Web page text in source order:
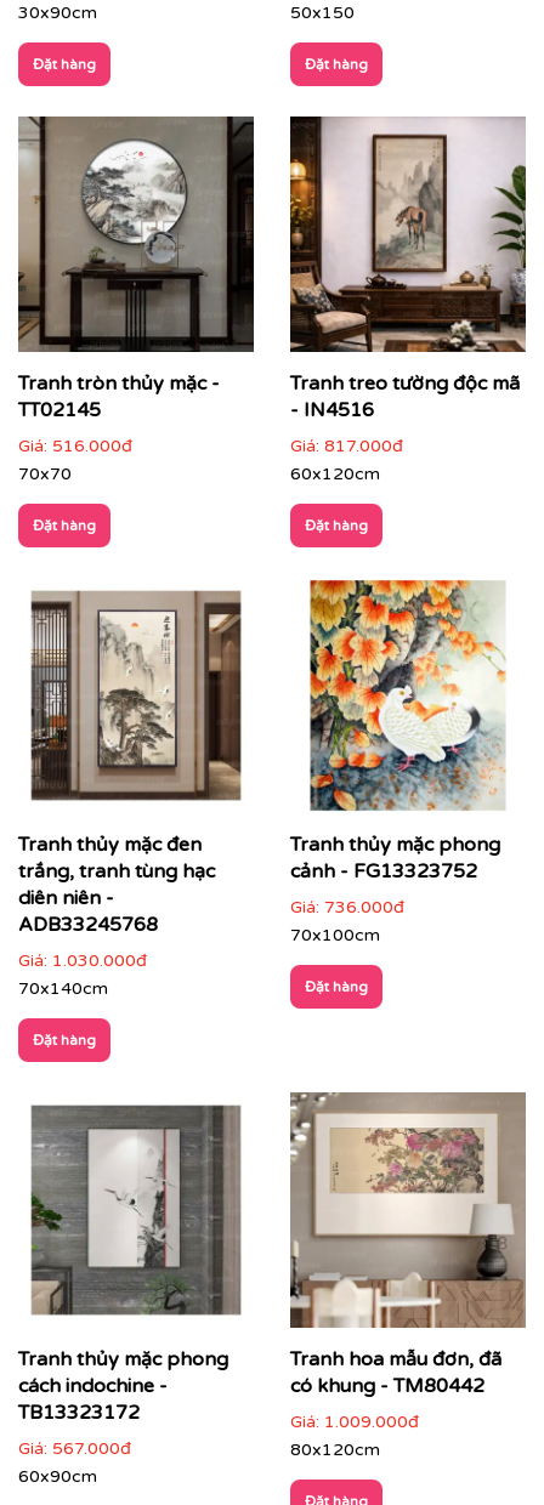
Tranh thủy mặc đặc biệt phù hợp với những không
gian đề cao sự tĩnh tại:
Phòng khách phong cách Á Đông hoặc
Phòng làm việc, phòng đọc sách: giúp tăng sự tập
trung và cảm hứng
Không gian thiền, trà đạo, spa: mang lại cảm giác
an yên, thư giãn
30x90cm
Đặt hàng
50x150
Đặt hàng
Tranh tròn thủy mặc -
TT02145
Giá: 516.000đ
70x70
Đặt hàng
Tranh treo tường độc mã
- IN4516
Giá: 817.000đ
60x120cm
Đặt hàng
Tranh thủy mặc đen
trắng, tranh tùng hạc
diên niên -
ADB33245768
Giá: 1.030.000đ
70x140cm
Đặt hàng
Tranh thủy mặc phong
cảnh - FG13323752
Giá: 736.000đ
70x100cm
Đặt hàng
Tranh thủy mặc phong
cách indochine -
TB13323172
Giá: 567.000đ
60x90cm
Tranh hoa mẫu đơn, đã
có khung - TM80442
Giá: 1.009.000đ
80x120cm
Đặt hàng